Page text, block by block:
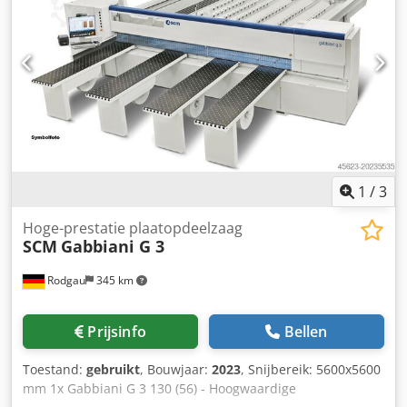
maximale lossen 1050 mm Nummer 4 invoerrollen Roll
diameter 120 mm Rol breedte 60 mm Reizen van de worp
25 mm Chodpfx Ajcnxmzociea 8-speed
rondpompthemostaat Snelheden 2 / 4 / 5.5 / 6.7 / 11 / 13 /
16,5 / 33 m/min. Motor output 0,75 kW Verbinding 400 V /
50 Hz Gewicht 65 kg
1 /3
Rodgau 345 km
Hoge-prestatie plaatopdeelzaag
SCM Gabbiani G 3
Prijsinfo Bellen
Toestand: gebruikt, Bouwjaar: 2023, Snijbereik: 5600x5600
mm 1x Gabbiani G 3 130 (56) - Hoogwaardige